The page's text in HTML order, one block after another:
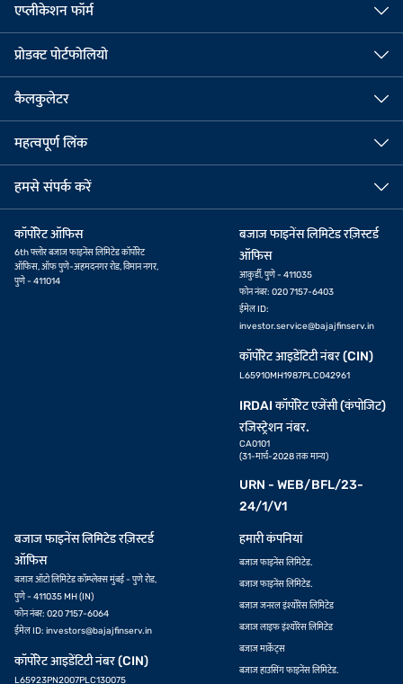
एप्लीकेशन फॉर्म
प्रोडक्ट पोर्टफोलियो
कैलकुलेटर
महत्वपूर्ण लिंक
हमसे संपर्क करें
कॉर्पोरेट ऑफिस
6th फ्लोर बजाज फाइनेंस लिमिटेड कॉर्पोरेट
ऑफिस, ऑफ पुणे-अहमदनगर रोड, विमान नगर,
पुणे - 411014
बजाज फाइनेंस लिमिटेड रज़िस्टर्ड
ऑफिस
आकुर्डी, पुणे - 411035
फोन नंबर: 020 7157-6403
ईमेल ID:
investor.service@bajajfinserv.in
कॉर्पोरेट आइडेंटिटी नंबर (CIN)
L65910MH1987PLC042961
IRDAI कॉर्पोरेट एजेंसी (कंपोजिट)
रजिस्ट्रेशन नंबर.
CA0101
(31-मार्च-2028 तक मान्य)
URN - WEB/BFL/23-
24/1/V1
बजाज फाइनेंस लिमिटेड रज़िस्टर्ड
ऑफिस
बजाज ऑटो लिमिटेड कॉम्प्लेक्स मुंबई - पुणे रोड,
पुणे - 411035 MH (IN)
फोन नंबर: 020 7157-6064
ईमेल ID: investors@bajajfinserv.in
कॉर्पोरेट आइडेंटिटी नंबर (CIN)
L65923PN2007PLC130075
हमारी कंपनियां
बजाज फाइनेंस लिमिटेड.
बजाज फाइनेंस लिमिटेड.
बजाज जनरल इंश्योरेंस लिमिटेड
बजाज लाइफ इंश्योरेंस लिमिटेड
बजाज मार्केट्स
बजाज हाउसिंग फाइनेंस लिमिटेड.